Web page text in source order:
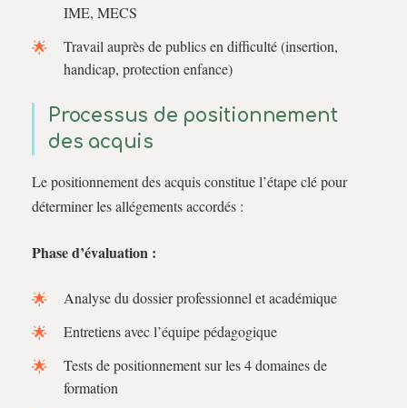
IME, MECS
Travail auprès de publics en difficulté (insertion,
handicap, protection enfance)
Processus de positionnement
des acquis
Le positionnement des acquis constitue l’étape clé pour
déterminer les allégements accordés :
Phase d’évaluation :
Analyse du dossier professionnel et académique
Entretiens avec l’équipe pédagogique
Tests de positionnement sur les 4 domaines de
formation